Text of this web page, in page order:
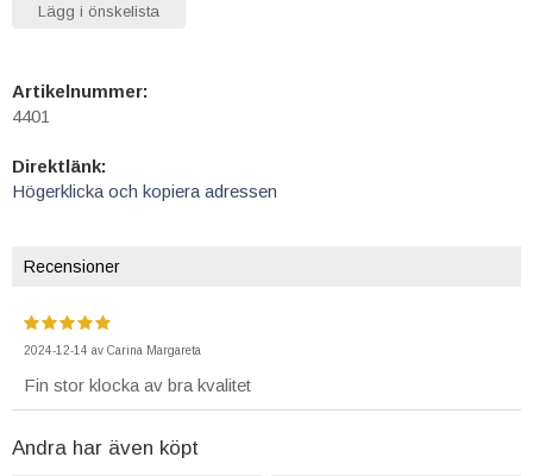
Lägg i önskelista
Artikelnummer:
4401
Direktlänk:
Högerklicka och kopiera adressen
Recensioner
2024-12-14 av Carina Margareta
Fin stor klocka av bra kvalitet
Andra har även köpt